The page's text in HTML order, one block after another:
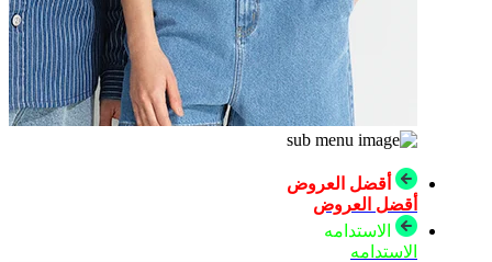
أقضل العروض
أقضل العروض
الاستدامه
الاستدامه